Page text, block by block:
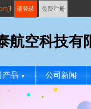
! 请登录 免费注册
航空科技有
产品 ▼ 公司新闻